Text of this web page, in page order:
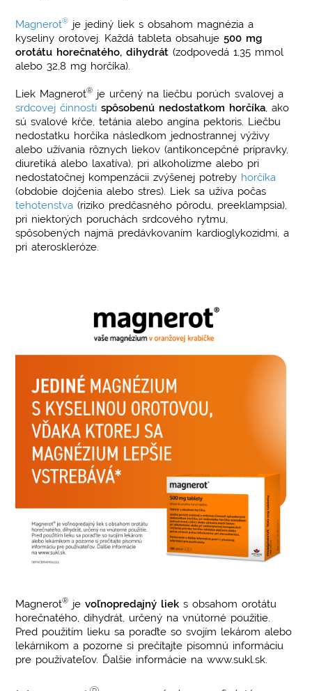
Magnerot® je jediný liek s obsahom magnézia a
kyseliny orotovej. Každá tableta obsahuje500 mg
orotátu horečnatého, dihydrát (zodpovedá 1,35 mmol
alebo 32,8 mg horčíka).
Liek Magnerot® je určený na liečbu porúch svalovej a
srdcovej činnosti spôsobenú nedostatkom horčíka, ako
sú svalové kŕče, tetánia alebo angína pektoris. Liečbu
nedostatku horčíka následkom jednostrannej výživy
alebo užívania rôznych liekov (antikoncepčné prípravky,
diuretiká alebo laxatíva), pri alkoholizme alebo pri
nedostatočnej kompenzácii zvýšenej potreby horčíka
(obdobie dojčenia alebo stres). Liek sa užíva počas
tehotenstva (riziko predčasného pôrodu, preeklampsia),
pri niektorých poruchách srdcového rytmu,
spôsobených najmä predávkovaním kardioglykozidmi, a
pri ateroskleróze.
Magnerot® jevoľnopredajný liek s obsahom orotátu
horečnatého, dihydrát, určený na vnútorné použitie.
Pred použitím lieku sa poraďte so svojím lekárom alebo
lekárnikom a pozorne si prečítajte písomnú informáciu
pre používateľov. Ďalšie informácie na www.sukl.sk.